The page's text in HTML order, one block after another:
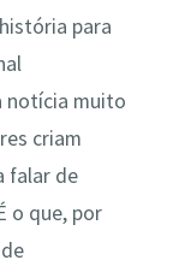
para
notícia muito
criam
falar de
o que, por